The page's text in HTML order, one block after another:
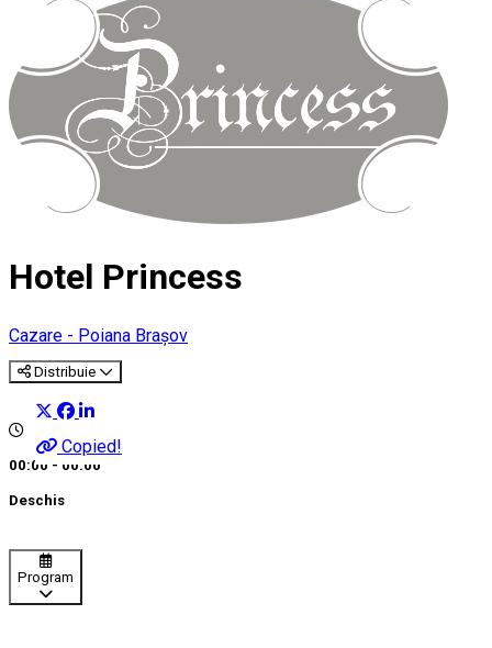
Hotel Princess
Cazare - Poiana Brașov
Distribuie
Copied!
00:00 - 00:00
Deschis
Program